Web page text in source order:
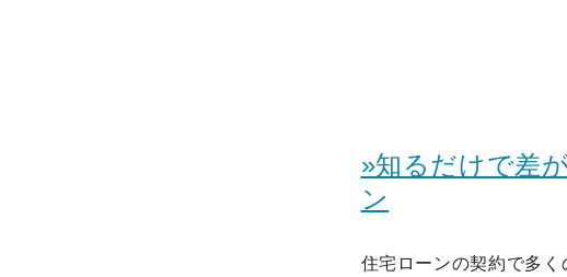
»知るだけで差
ン
住宅ローンの契約で多